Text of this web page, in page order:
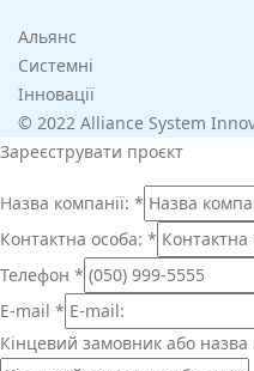
Альянс
Системні
Інновації
© 2022 Alliance System
Зареєструвати проєкт
Назва компанії: *
Контактна особа: *
Телефон *
E-mail *
Кінцевий замовник або назва